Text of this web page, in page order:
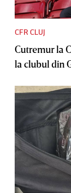
CFR CLUJ
Cutremur la
la clubul din